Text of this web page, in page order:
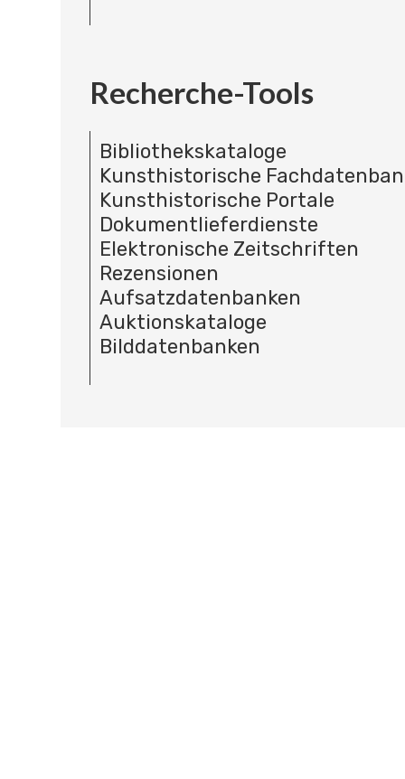
Recherche-Tools
Bibliothekskataloge
Kunsthistorische
Kunsthistorische Portale
Dokumentlieferdienste
Elektronische Zeitschriften
Rezensionen
Aufsatzdatenbanken
Auktionskataloge
Bilddatenbanken